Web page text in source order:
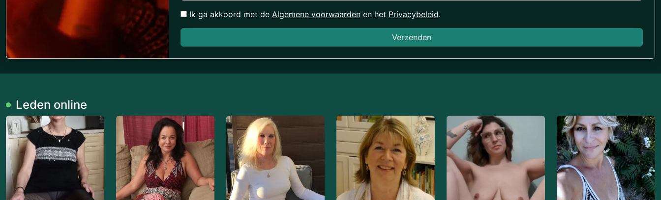
Ik ga akkoord met de Algemene voorwaardenen het Privacybeleid.
Verzenden
Leden online